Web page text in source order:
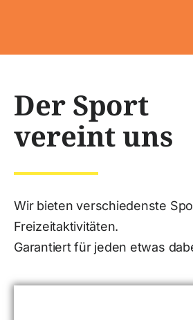
Der Sport
vereint uns
Wir bieten verschiedenste
Freizeitaktivitäten.
Garantiert für jeden etwas